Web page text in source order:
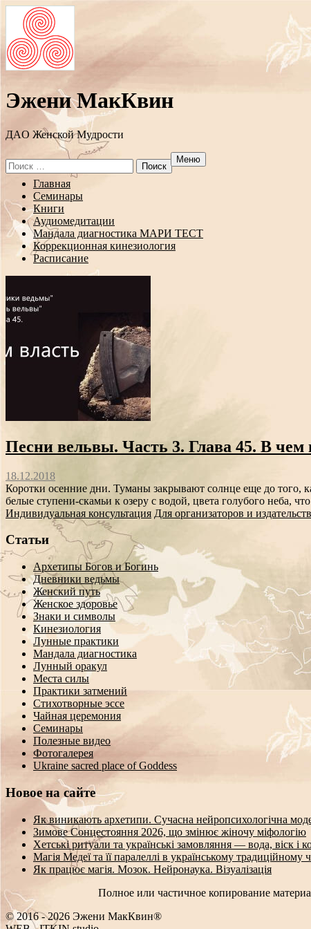
Эжени МакКвин
ДAO Женской Мудрости
Search
for:
Меню
Перейти
содержанию
Главная
Семинары
Книги
Аудиомедитации
Мандала диагностика МАРИ ТЕСТ
Коррекционная кинезиология
Расписание
Песни вельвы. Часть 3. Глава 45. В чем
18.12.2018
Коротки осенние дни. Туманы закрывают солнце еще до того,
белые ступени-скамьи к озеру с водой, цвета голубого неба,
Индивидуальная консультация Для организаторов и издательств
Статьи
Архетипы Богов и Богинь
Дневники ведьмы
Женский путь
Женское здоровье
Знаки и символы
Кинезиология
Лунные практики
Мандала диагностика
Лунный оракул
Места силы
Практики затмений
Стихотворные эссе
Чайная церемония
Семинары
Полезные видео
Фотогалерея
Ukraine sacred place of Goddess
Новое на сайте
Як виникають архетипи. Сучасна нейропсихологічна
Зимове Сонцестояння 2026, що змінює жіночу міфологію
Хетські ритуали та українські замовляння — вода, віск і
Магія Медеї та її паралеллі в українському традиційному
Як працює магія. Мозок. Нейронаука. Візуалізація
Полное или частичное копирование
© 2016 - 2026 Эжени МакКвин®